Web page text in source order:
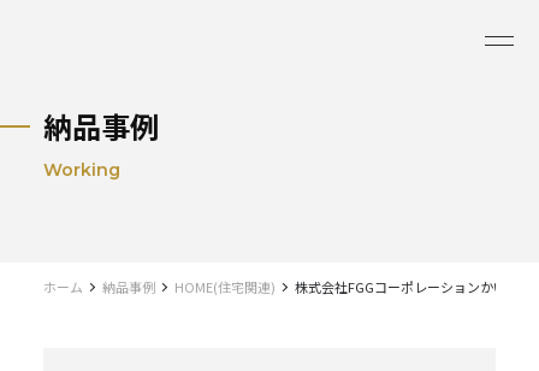
納品事例
Working
ホーム 納品事例 HOME(住宅関連) 株式会社FGGコーポレーションかいも